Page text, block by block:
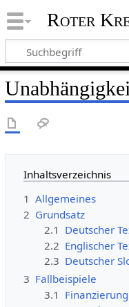
Roter
Inhaltsverzeichnis
1 Allgemeines
2 Grundsatz
2.1 Deutscher
2.2 Englischer
2.3 Deutscher
3 Fallbeispiele
3.1